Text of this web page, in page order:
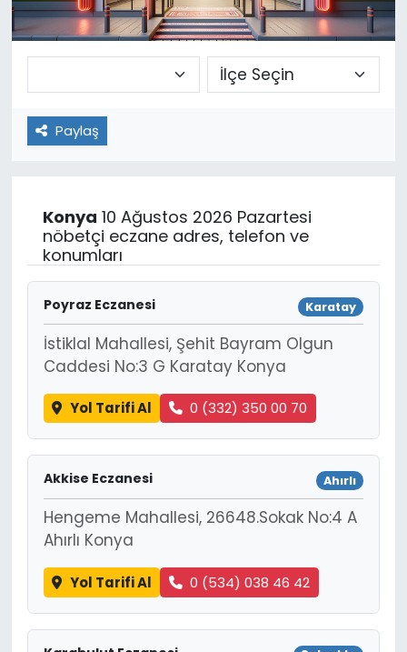
Paylaş
Konya 10 Ağustos 2026 Pazartesi
nöbetçi eczane adres, telefon ve
konumları
Poyraz Eczanesi Karatay
İstiklal Mahallesi, Şehit Bayram Olgun
Caddesi No:3 G Karatay Konya
Yol Tarifi Al 0 (332) 350 00 70
Akkise Eczanesi Ahırlı
Hengeme Mahallesi, 26648.Sokak No:4 A
Ahırlı Konya
Yol Tarifi Al 0 (534) 038 46 42